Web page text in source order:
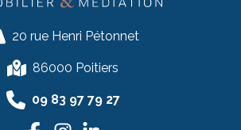
20 rue Henri Pétonnet
86000 Poitiers
09 83 97 79 27